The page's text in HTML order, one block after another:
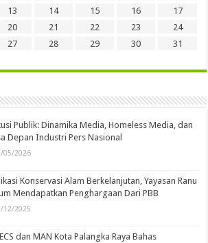
13 14 15 16
17
20 21 22 23
24
27 28 29 30
31
Publik: Dinamika Media, Homeless Media, dan
Depan Industri Pers Nasional
05/2026
Konservasi Alam Berkelanjutan, Yayasan Ranu
Mendapatkan Penghargaan Dari PBB
12/2025
dan MAN Kota Palangka Raya Bahas